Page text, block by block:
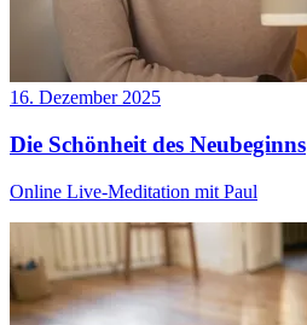
16. Dezember 2025
Die Schönheit des Neubeginns
Online Live-Meditation mit Paul